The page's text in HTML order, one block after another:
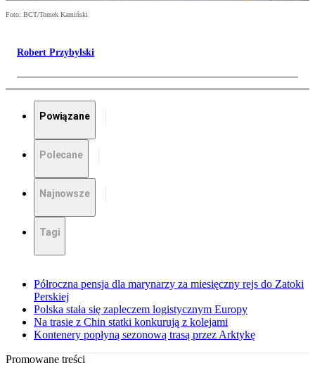
Foto: BCT/Tomek Kamiński
Robert Przybylski
Powiązane
Polecane
Najnowsze
Tagi
Półroczna pensja dla marynarzy za miesięczny rejs do Zatoki
Perskiej
Polska stała się zapleczem logistycznym Europy
Na trasie z Chin statki konkurują z kolejami
Kontenery popłyną sezonową trasą przez Arktykę
Promowane treści